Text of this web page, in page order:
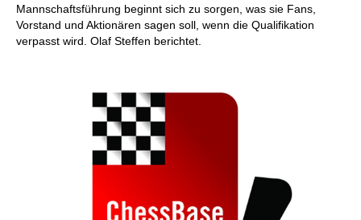
Mannschaftsführung beginnt sich zu sorgen, was sie Fans,
Vorstand und Aktionären sagen soll, wenn die Qualifikation
verpasst wird. Olaf Steffen berichtet.